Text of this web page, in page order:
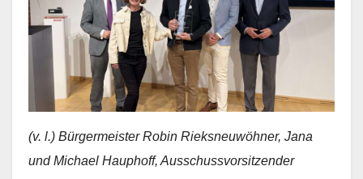
(v. l.) Bürgermeister Robin Rieksneuwöhner, Jana
und Michael Hauphoff, Ausschussvorsitzender